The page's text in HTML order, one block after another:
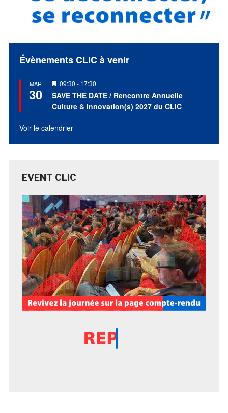
Évènements CLIC à venir
MAR
30
Mis
en
avant
09:30 - 17:30
SAVE THE DATE / Rencontre Annuelle
Culture & Innovation(s) 2027 du CLIC
Voir le calendrier
EVENT CLIC